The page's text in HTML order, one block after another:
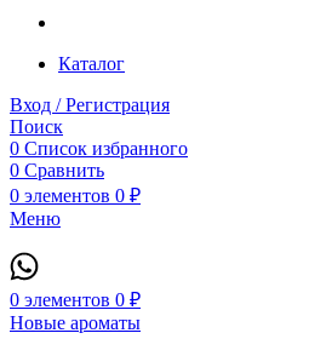
Каталог
Вход / Регистрация
Поиск
0 Список избранного
0 Сравнить
0 элементов 0 ₽
Меню
0 элементов 0 ₽
Новые ароматы